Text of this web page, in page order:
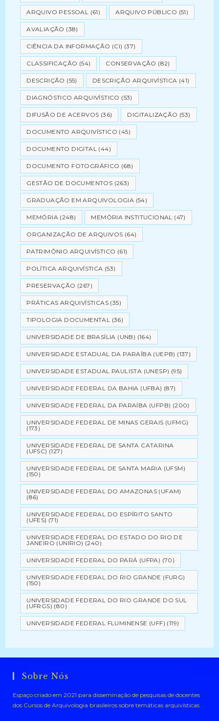
ARQUIVO PESSOAL (61) ARQUIVO PÚBLICO (51)
AVALIAÇÃO (38)
CIÊNCIA DA INFORMAÇÃO (CI) (37)
CLASSIFICAÇÃO (54) CONSERVAÇÃO (82)
DESCRIÇÃO (55) DESCRIÇÃO ARQUIVÍSTICA (41)
DIAGNÓSTICO ARQUIVÍSTICO (53)
DIFUSÃO DE ACERVOS (36) DIGITALIZAÇÃO (53)
DOCUMENTO ARQUIVÍSTICO (45)
DOCUMENTO DIGITAL (44)
DOCUMENTO FOTOGRÁFICO (68)
GESTÃO DE DOCUMENTOS (263)
GRADUAÇÃO EM ARQUIVOLOGIA (54)
MEMÓRIA (248) MEMÓRIA INSTITUCIONAL (47)
ORGANIZAÇÃO DE ARQUIVOS (64)
PATRIMÔNIO ARQUIVÍSTICO (61)
POLÍTICA ARQUIVÍSTICA (53)
PRESERVAÇÃO (267)
PRÁTICAS ARQUIVÍSTICAS (35)
TIPOLOGIA DOCUMENTAL (36)
UNIVERSIDADE DE BRASÍLIA (UNB) (164)
UNIVERSIDADE ESTADUAL DA PARAÍBA (UEPB) (137)
UNIVERSIDADE ESTADUAL PAULISTA (UNESP) (95)
UNIVERSIDADE FEDERAL DA BAHIA (UFBA) (87)
UNIVERSIDADE FEDERAL DA PARAÍBA (UFPB) (200)
UNIVERSIDADE FEDERAL DE MINAS GERAIS (UFMG)
(173)
UNIVERSIDADE FEDERAL DE SANTA CATARINA
(UFSC) (127)
UNIVERSIDADE FEDERAL DE SANTA MARIA (UFSM)
(150)
UNIVERSIDADE FEDERAL DO AMAZONAS (UFAM)
(86)
UNIVERSIDADE FEDERAL DO ESPÍRITO SANTO
(UFES) (71)
UNIVERSIDADE FEDERAL DO ESTADO DO RIO DE
JANEIRO (UNIRIO) (240)
UNIVERSIDADE FEDERAL DO PARÁ (UFPA) (70)
UNIVERSIDADE FEDERAL DO RIO GRANDE (FURG)
(150)
UNIVERSIDADE FEDERAL DO RIO GRANDE DO SUL
(UFRGS) (80)
UNIVERSIDADE FEDERAL FLUMINENSE (UFF) (119)
Sobre Nós
Espaço criado em 2021 para disseminação de pesquisas de docentes
dos Cursos de Arquivologia brasileiros sobre temáticas arquivísticas .